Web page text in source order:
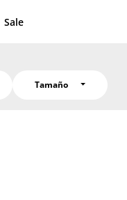
Sale
Tamaño